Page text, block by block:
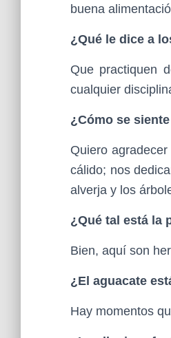
buena
¿Qué le dice a
Que practiquen
cualquier
¿Cómo se
Quiero
cálido; nos
alverja y los
¿Qué tal está la
Bien, aquí son
¿El aguacate
Hay momentos